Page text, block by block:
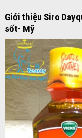
Giới thiệu Siro
sốt- Mỹ